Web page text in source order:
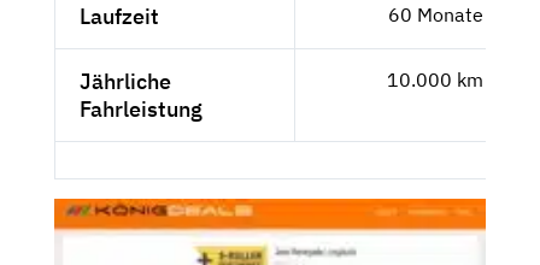
Laufzeit 60 Monate
Jährliche
Fahrleistung
10.000 km